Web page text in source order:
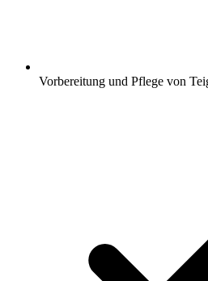
Vorbereitung und Pflege von